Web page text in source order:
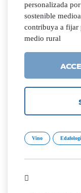
personalizada
sostenible
contribuya a fijar
medio rural
Vino